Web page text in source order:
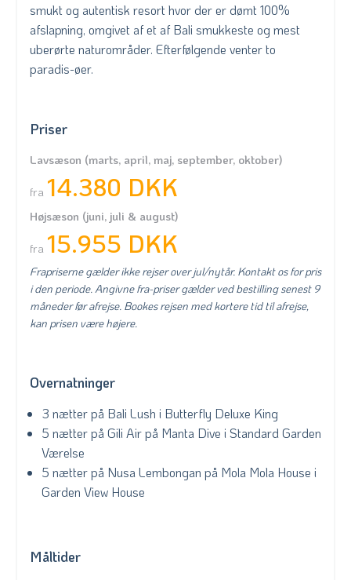
smukt og autentisk resort hvor der er dømt 100%
afslapning, omgivet af et af Bali smukkeste og mest
uberørte naturområder. Efterfølgende venter to
paradis-øer.
Priser
Lavsæson (marts, april, maj, september, oktober)
fra 14.380 DKK
Højsæson (juni, juli & august)
fra 15.955 DKK
Frapriserne gælder ikke rejser over jul/nytår. Kontakt os for pris
i den periode. Angivne fra-priser gælder ved bestilling senest 9
måneder før afrejse. Bookes rejsen med kortere tid til afrejse,
kan prisen være højere.
Overnatninger
3 nætter på Bali Lush i Butterfly Deluxe King
5 nætter på Gili Air på Manta Dive i Standard Garden
Værelse
5 nætter på Nusa Lembongan på Mola Mola House i
Garden View House
Måltider